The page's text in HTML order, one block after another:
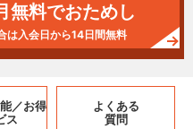
無料でおためし
は入会日から14日間無料
／お得
ス
よくある
質問